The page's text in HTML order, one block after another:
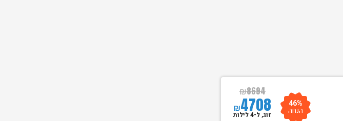
₪8694
₪4708 46%
הנחה זוג, ל-4 לילות